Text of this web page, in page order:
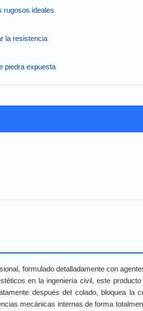
rugosos ideales
la resistencia
piedra expuesta
formulado detalladamente con
en la ingeniería civil, este
después del colado, bloquea la
mecánicas internas de forma